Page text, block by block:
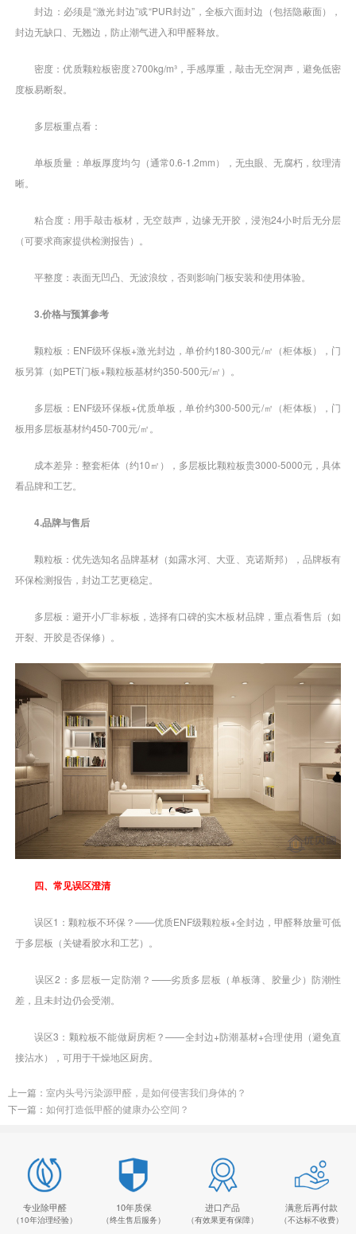
封边：必须是“激光封边”或“PUR封边”，全板六面封边（包括隐蔽面），
封边无缺口、无翘边，防止潮气进入和甲醛释放。
密度：优质颗粒板密度≥700kg/m³，手感厚重，敲击无空洞声，避免低密
度板易断裂。
多层板重点看：
单板质量：单板厚度均匀（通常0.6-1.2mm），无虫眼、无腐朽，纹理清
晰。
粘合度：用手敲击板材，无空鼓声，边缘无开胶，浸泡24小时后无分层
（可要求商家提供检测报告）。
平整度：表面无凹凸、无波浪纹，否则影响门板安装和使用体验。
3.价格与预算参考
颗粒板：ENF级环保板+激光封边，单价约180-300元/㎡（柜体板），门
板另算（如PET门板+颗粒板基材约350-500元/㎡）。
多层板：ENF级环保板+优质单板，单价约300-500元/㎡（柜体板），门
板用多层板基材约450-700元/㎡。
成本差异：整套柜体（约10㎡），多层板比颗粒板贵3000-5000元，具体
看品牌和工艺。
4.品牌与售后
颗粒板：优先选知名品牌基材（如露水河、大亚、克诺斯邦），品牌板有
环保检测报告，封边工艺更稳定。
多层板：避开小厂非标板，选择有口碑的实木板材品牌，重点看售后（如
开裂、开胶是否保修）。
四、常见误区澄清
误区1：颗粒板不环保？——优质ENF级颗粒板+全封边，甲醛释放量可低
于多层板（关键看胶水和工艺）。
误区2：多层板一定防潮？——劣质多层板（单板薄、胶量少）防潮性
差，且未封边仍会受潮。
误区3：颗粒板不能做厨房柜？——全封边+防潮基材+合理使用（避免直
接沾水），可用于干燥地区厨房。
上一篇： 室内头号污染源甲醛，是如何侵害我们身体的？
下一篇： 如何打造低甲醛的健康办公空间？
专业除甲醛
（10年治理经验）
10年质保
（终生售后服务）
进口产品
（有效果更有保障）
满意后再付款
（不达标不收费）